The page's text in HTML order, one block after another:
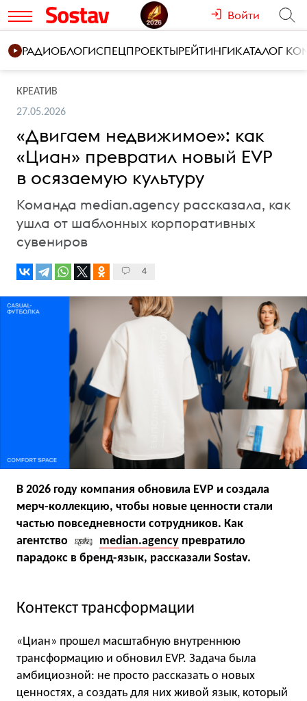
Войти
РАДИОБЛОГИСПЕЦПРОЕКТЫРЕЙТИНГИКАТАЛОГ
КРЕАТИВ
27.05.2026
«Двигаем недвижимое»: как
«Циан» превратил новый EVP
в осязаемую культуру
Команда median.agency рассказала, как
ушла от шаблонных корпоративных
сувениров
4
В 2026 году компания обновила EVP и создала
мерч-коллекцию, чтобы новые ценности стали
частью повседневности сотрудников. Как
агентство
median.agency превратило
парадокс в бренд-язык, рассказали Sostav.
Контекст трансформации
«Циан» прошел масштабную внутреннюю
трансформацию и обновил EVP. Задача была
амбициозной: не просто рассказать о новых
ценностях, а создать для них живой язык, который